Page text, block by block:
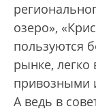
озеро»,
пользуются
рынке,
привозными
А ведь в